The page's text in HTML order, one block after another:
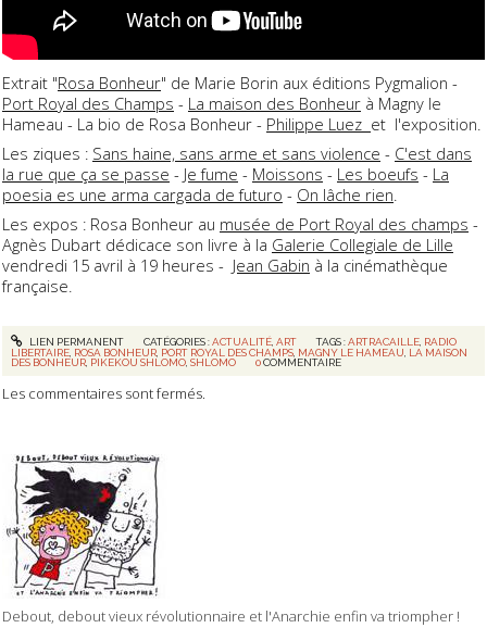
Debout, debout vieux révolutionnaire et l'Anarchie enfin va triompher !
Extrait "Rosa Bonheur" de Marie Borin aux éditions Pygmalion -
Port Royal des Champs - La maison des Bonheur à Magny le
Hameau - La bio de Rosa Bonheur - Philippe Luez et l'exposition.
Les ziques : Sans haine, sans arme et sans violence - C'est dans
la rue que ça se passe - Je fume - Moissons - Les boeufs - La
poesia es une arma cargada de futuro - On lâche rien.
Les expos : Rosa Bonheur au musée de Port Royal des champs -
Agnès Dubart dédicace son livre à la Galerie Collegiale de Lille
vendredi 15 avril à 19 heures - Jean Gabin à la cinémathèque
française.
LIEN PERMANENT CATÉGORIES :ACTUALITÉ, ART TAGS :ARTRACAILLE RADIO
LIBERTAIRE ROSA BONHEUR PORT ROYAL DES CHAMPS MAGNY LE HAMEAU LA MAISON
DES BONHEUR PIKEKOU SHLOMO ,SHLOMO 0 COMMENTAIRE
Les commentaires sont fermés.